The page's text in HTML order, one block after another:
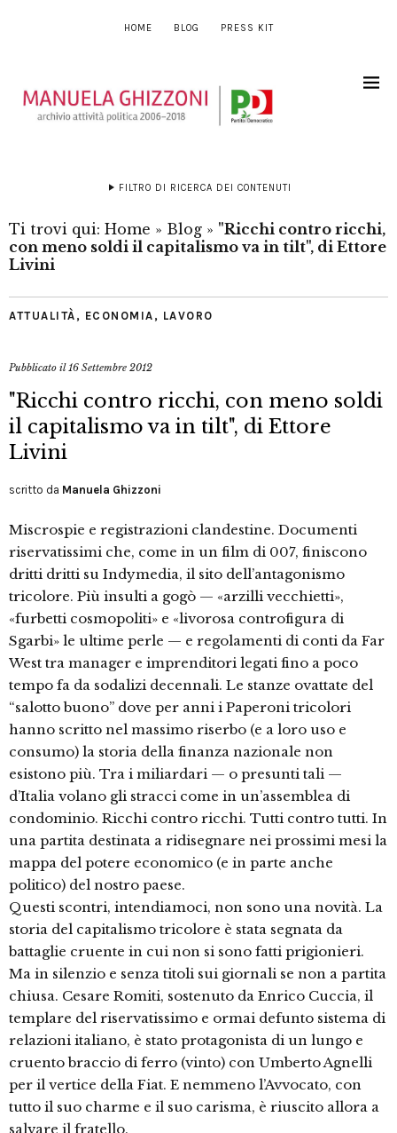
HOME BLOG PRESS KIT
FILTRO DI RICERCA DEI CONTENUTI
Ti trovi qui: Home » Blog » "Ricchi contro ricchi,
con meno soldi il capitalismo va in tilt", di Ettore
Livini
ATTUALITÀ , ECONOMIA , LAVORO
Pubblicato il16 Settembre 2012
"Ricchi contro ricchi, con meno soldi
il capitalismo va in tilt", di Ettore
Livini
scritto da Manuela Ghizzoni
Miscrospie e registrazioni clandestine. Documenti
riservatissimi che, come in un film di 007, finiscono
dritti dritti su Indymedia, il sito dell’antagonismo
tricolore. Più insulti a gogò — «arzilli vecchietti»,
«furbetti cosmopoliti» e «livorosa controfigura di
Sgarbi» le ultime perle — e regolamenti di conti da Far
West tra manager e imprenditori legati fino a poco
tempo fa da sodalizi decennali. Le stanze ovattate del
“salotto buono” dove per anni i Paperoni tricolori
hanno scritto nel massimo riserbo (e a loro uso e
consumo) la storia della finanza nazionale non
esistono più. Tra i miliardari — o presunti tali —
d’Italia volano gli stracci come in un’assemblea di
condominio. Ricchi contro ricchi. Tutti contro tutti. In
una partita destinata a ridisegnare nei prossimi mesi la
mappa del potere economico (e in parte anche
politico) del nostro paese.
Questi scontri, intendiamoci, non sono una novità. La
storia del capitalismo tricolore è stata segnata da
battaglie cruente in cui non si sono fatti prigionieri.
Ma in silenzio e senza titoli sui giornali se non a partita
chiusa. Cesare Romiti, sostenuto da Enrico Cuccia, il
templare del riservatissimo e ormai defunto sistema di
relazioni italiano, è stato protagonista di un lungo e
cruento braccio di ferro (vinto) con Umberto Agnelli
per il vertice della Fiat. E nemmeno l’Avvocato, con
tutto il suo charme e il suo carisma, è riuscito allora a
salvare il fratello.